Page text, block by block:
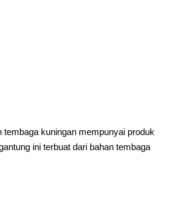
tembaga kuningan mempunyai produk
ini terbuat dari bahan tembaga